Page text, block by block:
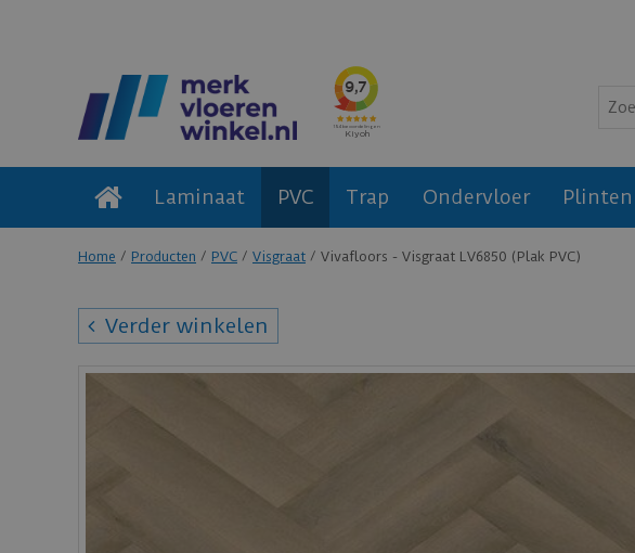
Home Producten PVC Visgraat Vivafloors - Visgraat LV6850 (Plak PVC)
Laminaat PVC Trap Ondervloer Plinten
Verder winkelen